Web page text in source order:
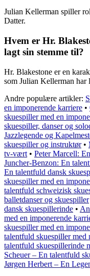
Julian Kellerman spiller
Datter.
Hvem er Hr.
lagt sin stemme til?
Hr. Blakestone er en
som Julian Kellerman har
Andre populære artikler:
en imponerende karriere •
skuespiller med en
skuespiller, danser og
Jazzlegende og
skuespiller og instruktør•
tv-vært • Peter Marcell:
Juncher-Benzon: En
En talentfuld dansk
skuespiller med en
talentfuld schweizisk
balletdanser og skuespiller
dansk skuespillerinde •
med en imponerende
skuespiller med en
talentfuld skuespiller med
talentfuld skuespillerinde
Scheuer – En talentfuld
Jørgen Herbert – En